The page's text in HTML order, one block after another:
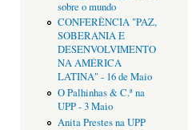
sobre o mundo
CONFERÊNCIA "PAZ,
SOBERANIA E
DESENVOLVIMENTO
NA AMÉRICA
LATINA" - 16 de Maio
O Palhinhas & C.ª na
UPP - 3 Maio
Anita Prestes na UPP